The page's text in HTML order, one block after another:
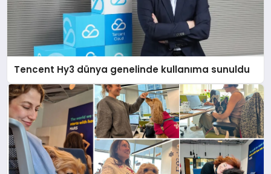
Tencent Hy3 dünya genelinde kullanıma sunuldu